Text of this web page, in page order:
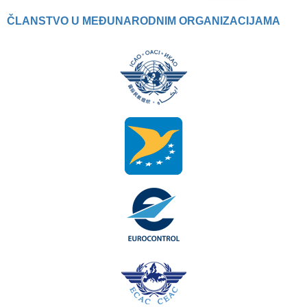
ČLANSTVO U MEĐUNARODNIM ORGANIZACIJAMA